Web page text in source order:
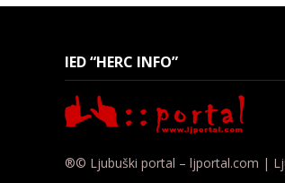
IED “HERC INFO”
®© Ljubuški portal – ljportal.com |